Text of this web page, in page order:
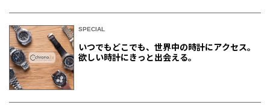
SPECIAL
いつでもどこでも、世界中の時計にアクセス。
欲しい時計にきっと出会える。